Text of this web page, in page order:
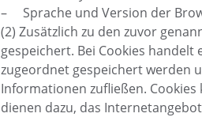
– Sprache und Version der
(2) Zusätzlich zu den zuvor
gespeichert. Bei Cookies
zugeordnet gespeichert werden
Informationen zufließen.
dienen dazu, das